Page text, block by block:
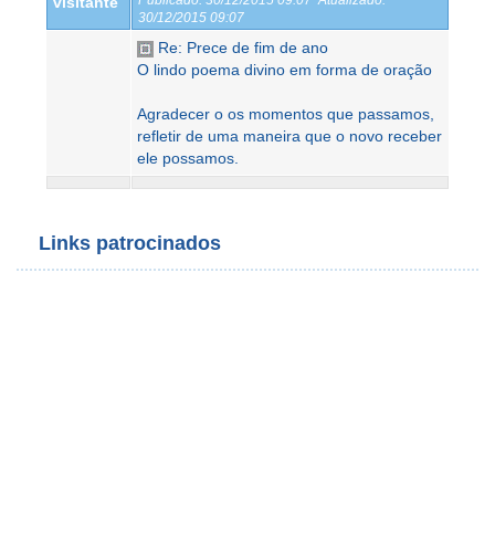
30/12/2015 09:07
Re: Prece de fim de ano
O lindo poema divino em forma de oração
Agradecer o os momentos que passamos,
refletir de uma maneira que o novo receber
ele possamos.
Links patrocinados